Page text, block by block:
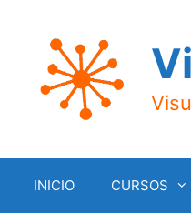
contenido
INICIO CURSOS